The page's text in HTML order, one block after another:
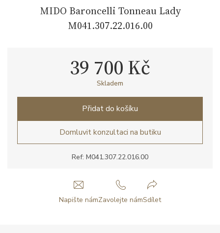
MIDO Baroncelli Tonneau Lady
M041.307.22.016.00
Ref: M041.307.22.016.00
39 700 Kč
Skladem
Přidat do košíku
Domluvit konzultaci na butiku
Napište námZavolejte námSdílet